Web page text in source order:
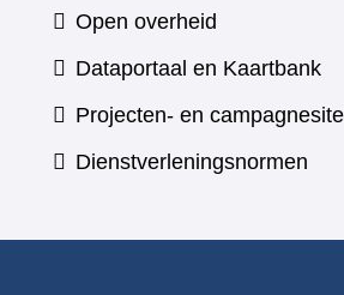
andere
website)
Open overheid
Dataportaal en Kaartbank
Projecten- en
Dienstverleningsnormen